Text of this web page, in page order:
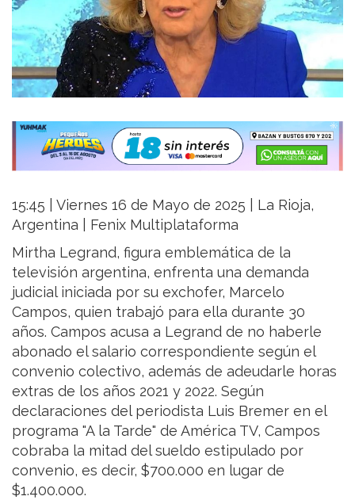
15:45 | Viernes 16 de Mayo de 2025 | La Rioja,
Argentina | Fenix Multiplataforma
Mirtha Legrand, figura emblemática de la
televisión argentina, enfrenta una demanda
judicial iniciada por su exchofer, Marcelo
Campos, quien trabajó para ella durante 30
años. Campos acusa a Legrand de no haberle
abonado el salario correspondiente según el
convenio colectivo, además de adeudarle horas
extras de los años 2021 y 2022. Según
declaraciones del periodista Luis Bremer en el
programa "A la Tarde" de América TV, Campos
cobraba la mitad del sueldo estipulado por
convenio, es decir, $700.000 en lugar de
$1.400.000.